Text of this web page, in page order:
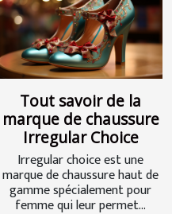
Tout savoir de la
marque de chaussure
Irregular Choice
Irregular choice est une
marque de chaussure haut de
gamme spécialement pour
femme qui leur permet...